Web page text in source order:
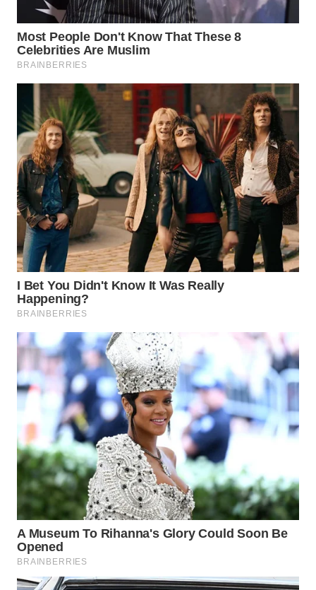
LANGKAT
WN
TAPANULI
SELATAN
WN
TANJUNG
LESUNG
WN
KARO
WN
SIMALUNGUN
WN
LABUHANBATU
WN
TAPANULI
WN DELI
SERDANG
WN
TEBING
TINGGI
WN